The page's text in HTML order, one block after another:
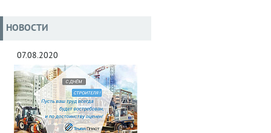
НОВОСТИ
07.08.2020